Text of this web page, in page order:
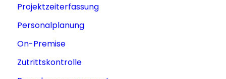
Projektzeiterfassung
Personalplanung
On-Premise
Zutrittskontrolle